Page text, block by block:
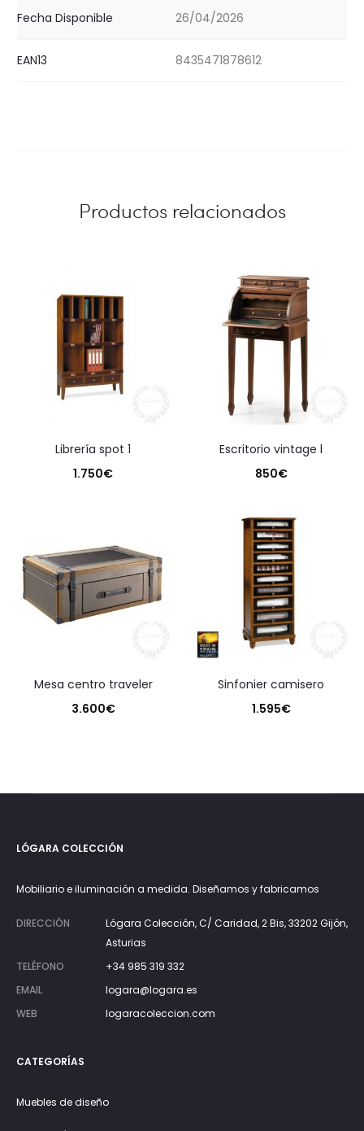
Fecha Disponible 26/04/2026
EAN13 8435471878612
Productos relacionados
librería spot 1
1.750€
escritorio vintage l
850€
mesa centro traveler
3.600€
sinfonier camisero
1.595€
LÓGARA COLECCIÓN
Mobiliario e iluminación a medida. Diseñamos y fabricamos
DIRECCIÓN
Lógara Colección, C/ Caridad, 2 Bis, 33202 Gijón,
Asturias
TELÉFONO
+34 985 319 332
EMAIL
logara@logara.es
WEB
logaracoleccion.com
CATEGORÍAS
Muebles de diseño